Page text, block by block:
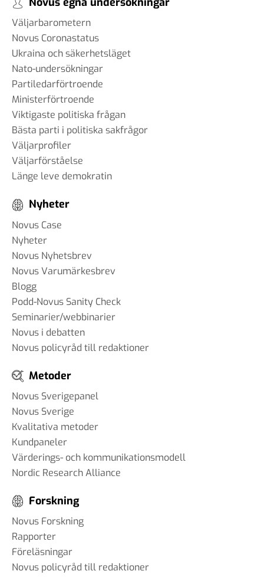
Väljarbarometern
Novus Coronastatus
Ukraina och säkerhetsläget
Nato-undersökningar
Partiledarförtroende
Ministerförtroende
Viktigaste politiska frågan
Bästa parti i politiska sakfrågor
Väljarprofiler
Väljarförståelse
Länge leve demokratin
Nyheter
Novus Case
Nyheter
Novus Nyhetsbrev
Novus Varumärkesbrev
Blogg
Podd-Novus Sanity Check
Seminarier/webbinarier
Novus i debatten
Novus policyråd till redaktioner
Metoder
Novus Sverigepanel
Novus Sverige
Kvalitativa metoder
Kundpaneler
Värderings- och kommunikationsmodell
Nordic Research Alliance
Forskning
Novus Forskning
Rapporter
Föreläsningar
Novus policyråd till redaktioner